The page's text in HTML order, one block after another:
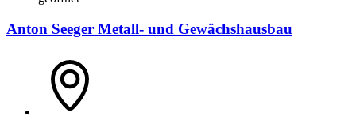
Anton Seeger Metall- und Gewächshausbau